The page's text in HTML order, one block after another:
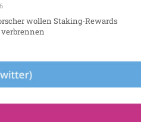
wollen Staking-Rewards